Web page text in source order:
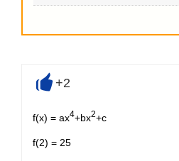
+2
f(x) = ax4+bx2+c
f(2) = 25